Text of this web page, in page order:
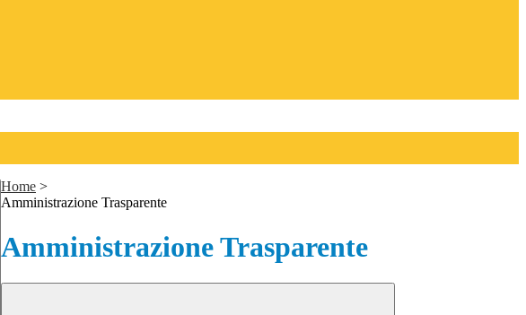
Home >
Amministrazione Trasparente
Amministrazione Trasparente